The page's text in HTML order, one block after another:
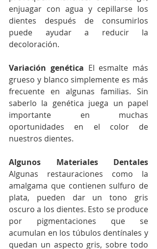
enjuagar con agua y cepillarse los
dientes después de consumirlos
puede ayudar a reducir la
decoloración.
Variación genética El esmalte más
grueso y blanco simplemente es más
frecuente en algunas familias. Sin
saberlo la genética juega un papel
importante en muchas
oportunidades en el color de
nuestros dientes.
Algunas restauraciones como la
amalgama que contienen sulfuro de
plata, pueden dar un tono gris
oscuro a los dientes. Esto se produce
por pigmentaciones que se
acumulan en los túbulos dentínales y
quedan un aspecto gris, sobre todo